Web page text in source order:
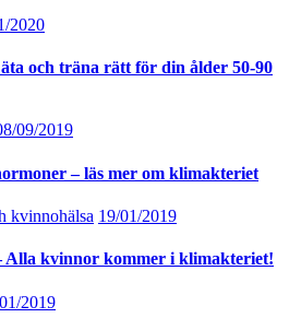
2020
och träna rätt för din ålder 50-90
09/2019
– läs mer om klimakteriet
kvinnohälsa 19/01/2019
Alla kvinnor kommer i klimakteriet!
2019